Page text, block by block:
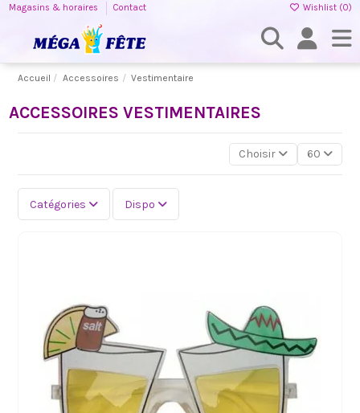
Magasins & horaires Contact Wishlist (0)
Accueil Accessoires Vestimentaire
ACCESSOIRES VESTIMENTAIRES
Choisir 60
Catégories Dispo